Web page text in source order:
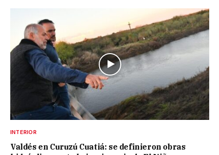
INTERIOR
Valdés en Curuzú Cuatiá: se definieron obras